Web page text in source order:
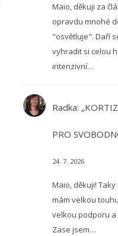
Maio, děkuji za
opravdu mnohé
"osvětluje". Daří
vyhradit si celou
intenzivní…
Radka:
PRO
24. 7. 2026
Maio, děkuji!
mám velkou
velkou podporu a
Zase jsem…